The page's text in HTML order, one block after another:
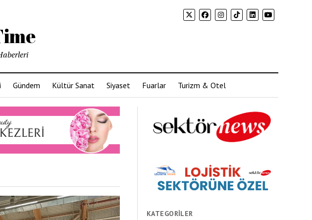
Gündem Kültür Sanat Siyaset Fuarlar Turizm & Otel
KATEGORILER